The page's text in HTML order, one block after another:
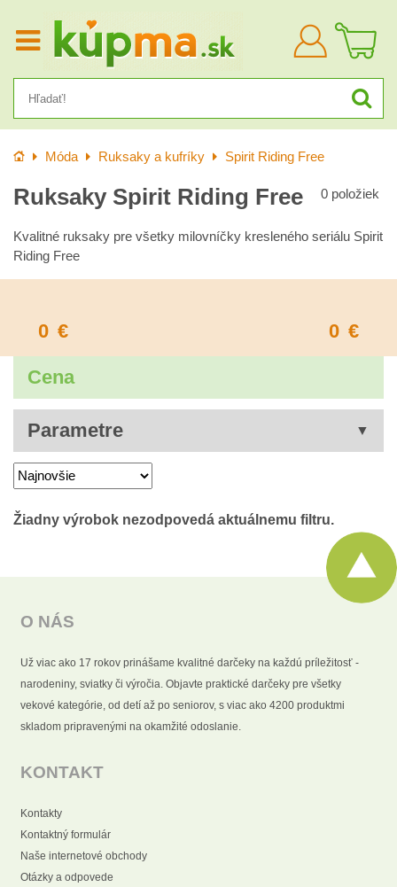
Prihlásiť
sa
Úvod Móda Ruksaky a kufríky Spirit Riding Free
Ruksaky Spirit Riding Free 0 položiek
Kvalitné ruksaky pre všetky milovníčky kresleného seriálu Spirit
Riding Free
0 € 0 €
Cena
Parametre
O NÁS
Už viac ako 17 rokov prinášame kvalitné darčeky na každú príležitosť -
narodeniny, sviatky či výročia. Objavte praktické darčeky pre všetky
vekové kategórie, od detí až po seniorov, s viac ako 4200 produktmi
skladom pripravenými na okamžité odoslanie.
KONTAKT
Kontakty
Kontaktný formulár
Naše internetové obchody
Otázky a odpovede